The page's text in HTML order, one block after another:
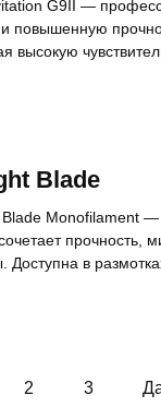
G9II —
повышенную
Blade
Monofilament —
Доступна в
2 3